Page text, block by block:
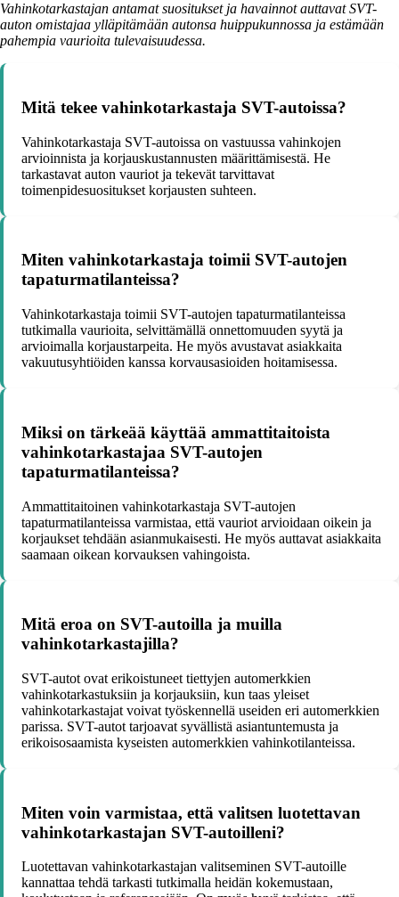
Vahinkotarkastajan antamat suositukset ja havainnot auttavat SVT-
auton omistajaa ylläpitämään autonsa huippukunnossa ja estämään
pahempia vaurioita tulevaisuudessa.
Mitä tekee vahinkotarkastaja SVT-autoissa?
Vahinkotarkastaja SVT-autoissa on vastuussa vahinkojen
arvioinnista ja korjauskustannusten määrittämisestä. He
tarkastavat auton vauriot ja tekevät tarvittavat
toimenpidesuositukset korjausten suhteen.
Miten vahinkotarkastaja toimii SVT-autojen
tapaturmatilanteissa?
Vahinkotarkastaja toimii SVT-autojen tapaturmatilanteissa
tutkimalla vaurioita, selvittämällä onnettomuuden syytä ja
arvioimalla korjaustarpeita. He myös avustavat asiakkaita
vakuutusyhtiöiden kanssa korvausasioiden hoitamisessa.
Miksi on tärkeää käyttää ammattitaitoista
vahinkotarkastajaa SVT-autojen
tapaturmatilanteissa?
Ammattitaitoinen vahinkotarkastaja SVT-autojen
tapaturmatilanteissa varmistaa, että vauriot arvioidaan oikein ja
korjaukset tehdään asianmukaisesti. He myös auttavat asiakkaita
saamaan oikean korvauksen vahingoista.
Mitä eroa on SVT-autoilla ja muilla
vahinkotarkastajilla?
SVT-autot ovat erikoistuneet tiettyjen automerkkien
vahinkotarkastuksiin ja korjauksiin, kun taas yleiset
vahinkotarkastajat voivat työskennellä useiden eri automerkkien
parissa. SVT-autot tarjoavat syvällistä asiantuntemusta ja
erikoisosaamista kyseisten automerkkien vahinkotilanteissa.
Miten voin varmistaa, että valitsen luotettavan
vahinkotarkastajan SVT-autoilleni?
Luotettavan vahinkotarkastajan valitseminen SVT-autoille
kannattaa tehdä tarkasti tutkimalla heidän kokemustaan,